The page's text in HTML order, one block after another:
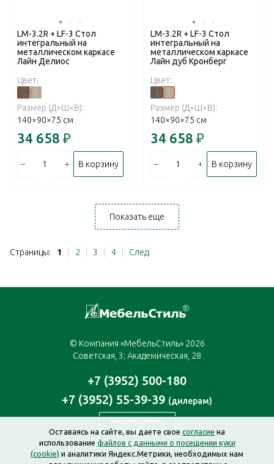
LM-3.2R + LF-3 Стол
интегральный на
металлическом каркасе
Лайн Делиос
Цвет:
Размер (Д×Ш×В):
140×90×75 см
34 658 ₽
– + В корзину
LM-3.2R + LF-3 Стол
интегральный на
металлическом каркасе
Лайн дуб Кронберг
Цвет:
Размер (Д×Ш×В):
140×90×75 см
34 658 ₽
– + В корзину
Показать еще
Страницы: 1 2 3 4 След.
© Компания «МебельСтиль» 2026
Советская, 3; Академическая, 28
+7 (3952) 500-180
+7 (3952) 55-39-39 (дилерам)
Заказать звонок
irkutsk@mebelstyle.ru
Оставаясь на сайте, вы даете свое согласие на
использованиефайлов с данными о посещении куки
(cookie) и аналитики Яндекс.Метрики, необходимых нам